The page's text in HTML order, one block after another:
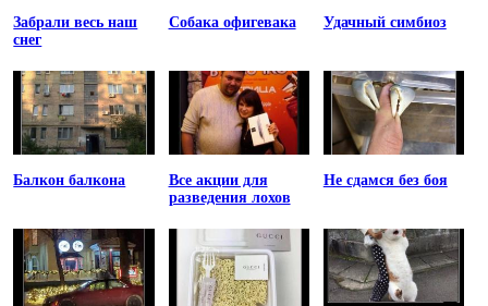
Забрали весь наш
снег
Собака офигевака Удачный симбиоз
Балкон балкона
Все акции для
разведения лохов
Не сдамся без боя